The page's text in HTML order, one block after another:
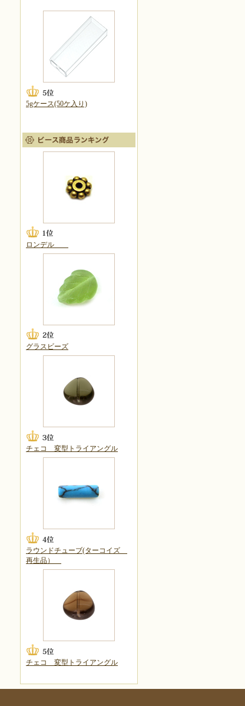
5gケース(50ケ入り)
ロンデル
グラスビーズ
チェコ 変型トライアングル
ラウンドチューブ(ターコイズ
再生品）
チェコ 変型トライアングル